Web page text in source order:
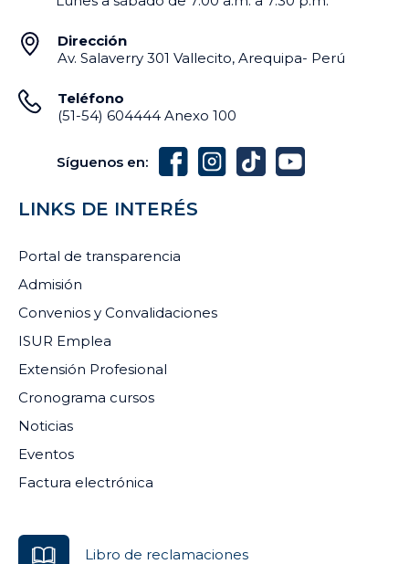
Dirección
Av. Salaverry 301 Vallecito, Arequipa- Perú
Teléfono
(51-54) 604444 Anexo 100
Síguenos en:
LINKS DE INTERÉS
Portal de transparencia
Admisión
Convenios y Convalidaciones
ISUR Emplea
Extensión Profesional
Cronograma cursos
Noticias
Eventos
Factura electrónica
Libro de reclamaciones